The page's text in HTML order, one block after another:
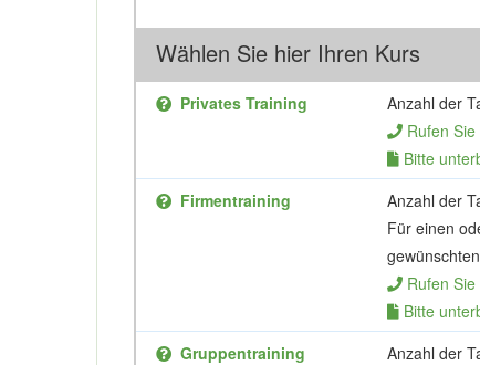
Wählen Sie hier Ihren Kurs
Privates Training
Anzahl der
Rufen
Bitte
Firmentraining
Anzahl der
Für einen
Rufen
Bitte
Gruppentraining
Anzahl der